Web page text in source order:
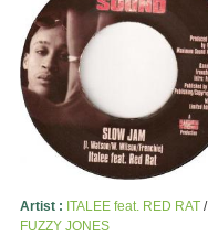
Artist : ITALEE feat. RED RAT/
FUZZY JONES